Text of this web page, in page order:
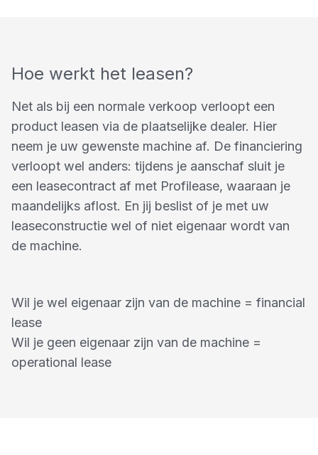
Hoe werkt het leasen?
Net als bij een normale verkoop verloopt een
product leasen via de plaatselijke dealer. Hier
neem je uw gewenste machine af. De financiering
verloopt wel anders: tijdens je aanschaf sluit je
een leasecontract af met Profilease, waaraan je
maandelijks aflost. En jij beslist of je met uw
leaseconstructie wel of niet eigenaar wordt van
de machine.
Wil je wel eigenaar zijn van de machine = financial
lease
Wil je geen eigenaar zijn van de machine =
operational lease